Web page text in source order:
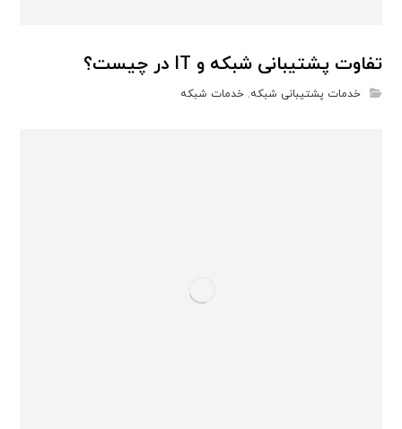
تفاوت پشتیبانی شبکه و IT در چیست؟
خدمات پشتیبانی شبکه,خدمات شبکه